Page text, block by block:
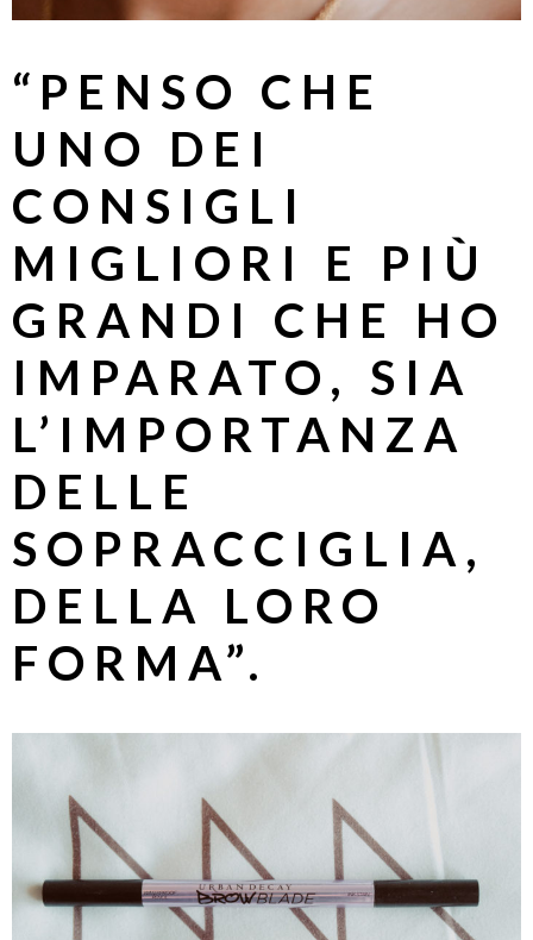
“PENSO CHE
UNO DEI
CONSIGLI
MIGLIORI E PIÙ
GRANDI CHE HO
IMPARATO, SIA
L’IMPORTANZA
DELLE
SOPRACCIGLIA ,
DELLA LORO
FORMA”.